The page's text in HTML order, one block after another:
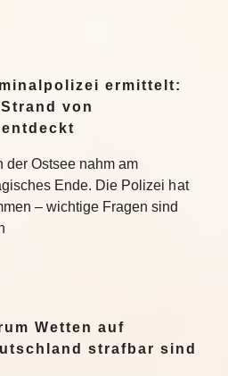
ermittelt:
von
der Ostsee nahm am
Ende. Die Polizei hat
– wichtige Fragen sind
Wetten auf
strafbar sind